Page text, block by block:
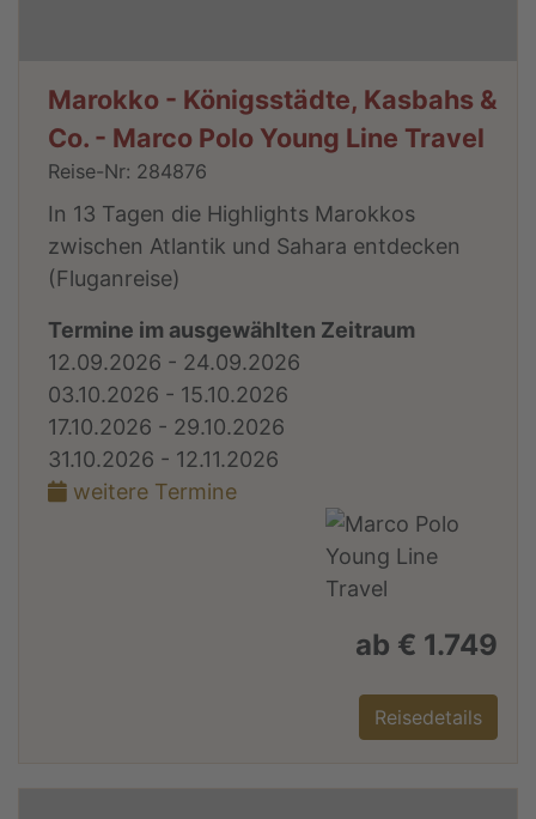
Marokko - Königsstädte, Kasbahs &
Co. - Marco Polo Young Line Travel
Reise-Nr: 284876
In 13 Tagen die Highlights Marokkos
zwischen Atlantik und Sahara entdecken
(Fluganreise)
Termine im ausgewählten Zeitraum
12.09.2026 - 24.09.2026
03.10.2026 - 15.10.2026
17.10.2026 - 29.10.2026
31.10.2026 - 12.11.2026
weitere Termine
ab € 1.749
Reisedetails